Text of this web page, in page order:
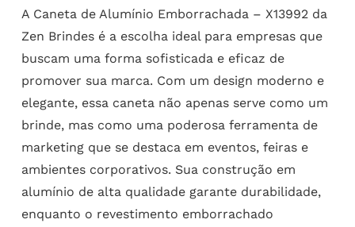
A Caneta de Alumínio Emborrachada – X13992 da
Zen Brindes é a escolha ideal para empresas que
buscam uma forma sofisticada e eficaz de
promover sua marca. Com um design moderno e
elegante, essa caneta não apenas serve como um
brinde, mas como uma poderosa ferramenta de
marketing que se destaca em eventos, feiras e
ambientes corporativos. Sua construção em
alumínio de alta qualidade garante durabilidade,
enquanto o revestimento emborrachado